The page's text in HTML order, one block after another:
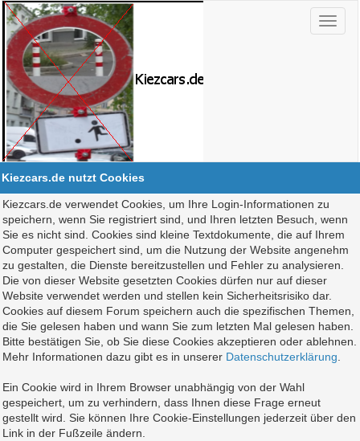
Kiezcars.de nutzt Cookies
Kiezcars.de verwendet Cookies, um Ihre Login-Informationen zu
speichern, wenn Sie registriert sind, und Ihren letzten Besuch, wenn
Sie es nicht sind. Cookies sind kleine Textdokumente, die auf Ihrem
Computer gespeichert sind, um die Nutzung der Website angenehm
zu gestalten, die Dienste bereitzustellen und Fehler zu analysieren.
Die von dieser Website gesetzten Cookies dürfen nur auf dieser
Website verwendet werden und stellen kein Sicherheitsrisiko dar.
Cookies auf diesem Forum speichern auch die spezifischen Themen,
die Sie gelesen haben und wann Sie zum letzten Mal gelesen haben.
Bitte bestätigen Sie, ob Sie diese Cookies akzeptieren oder ablehnen.
Mehr Informationen dazu gibt es in unserer Datenschutzerklärung
Ein Cookie wird in Ihrem Browser unabhängig von der Wahl
gespeichert, um zu verhindern, dass Ihnen diese Frage erneut
gestellt wird. Sie können Ihre Cookie-Einstellungen jederzeit über den
Link in der Fußzeile ändern.